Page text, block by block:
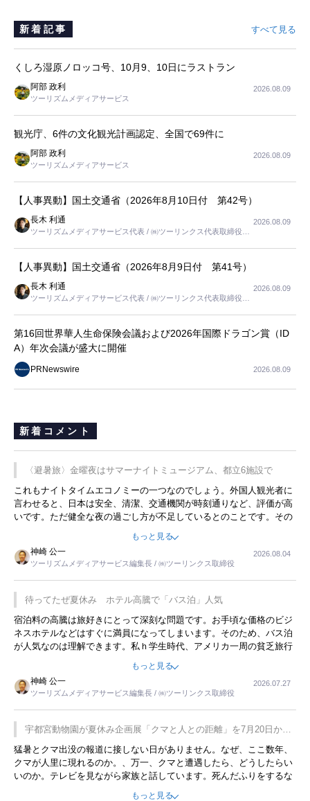
新着記事 すべて見る
くしろ湿原ノロッコ号、10月9、10日にラストラン
阿部 政利
ツーリズムメディアサービス
2026.08.09
観光庁、6件の文化観光計画認定、全国で69件に
阿部 政利
ツーリズムメディアサービス
2026.08.09
【人事異動】国土交通省（2026年8月10日付 第42号）
長木 利通
ツーリズムメディアサービス代表 / ㈱ツーリンクス代表取締役社
2026.08.09
【人事異動】国土交通省（2026年8月9日付 第41号）
長木 利通
ツーリズムメディアサービス代表 / ㈱ツーリンクス代表取締役社
2026.08.09
第16回世界華人生命保険会議および2026年国際ドラゴン賞（ID
A）年次会議が盛大に開催
PRNewswire 2026.08.09
新着コメント
〈避暑旅〉金曜夜はサマーナイトミュージアム、都立6施設で
これもナイトタイムエコノミーの一つなのでしょう。外国人観光者に
言わせると、日本は安全、清潔、交通機関が時刻通りなど、評価が高
いです。ただ健全な夜の過ごし方が不足しているとのことです。その
ような意味で、金曜夜にこのようなイベントが行われれば、日本人に
限らず外国人にとっても楽しみが増えるでしょうね。
もっと見る
神崎 公一
ツーリズムメディアサービス編集長 / ㈱ツーリンクス取締役
2026.08.04
待ってたぜ夏休み ホテル高騰で「バス泊」人気
宿泊料の高騰は旅好きにとって深刻な問題です。お手頃な価格のビジ
ネスホテルなどはすぐに満員になってしまいます。そのため、バス泊
が人気なのは理解できます。私ｈ学生時代、アメリカ一周の貧乏旅行
をした時は、移動はグレイハウンドバスでした。夕方から夜の便を利
用してホテル代を浮かせていました。ただし、若いからできたことで
す。若い人が夜行バスで京都に行った、青森に行ったと聞くと、疲れ
が残らないのかなと思ってしまいます。
もっと見る
神崎 公一
ツーリズムメディアサービス編集長 / ㈱ツーリンクス取締役
2026.07.27
宇都宮動物園が夏休み企画展「クマと人との距離」を7月20日から
開催
猛暑とクマ出没の報道に接しない日がありません。なぜ、ここ数年、
クマが人里に現れるのか。、万一、クマと遭遇したら、どうしたらい
いのか。テレビを見ながら家族と話しています。死んだふりをするな
んてことは、冗談でもいえません。そんな中で、この企画展はタイム
もっと見る